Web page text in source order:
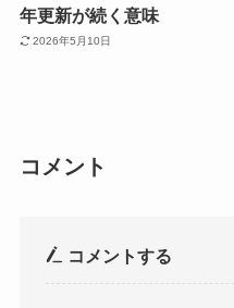
年更新が続く意味
2026年5月10日
コメント
コメントする